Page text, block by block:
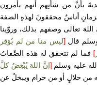
بأنَّ من شأنِهم أنهم يأمرون
أناسٌ محققونَ لهذهِ الصفة
اللهَ تعالى وصفهم بذلك، وروّينا
وسلم قال[ليس منا من لم يُوَقِر
] فما لم تتحقق له هذه الصِّفاتُ
عليه وسلم[إنَّ اللهَ يُبْغِضُ كلَّ
من حلالٍ أو من حرام ويبخلُ عن